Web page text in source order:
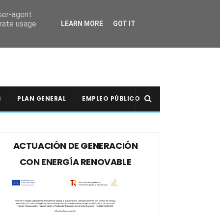
PLAN GENERAL EMPLEO PÚBLICO
ACTUACIÓN DE GENERACIÓN
CON ENERGÍA RENOVABLE
agent
usage
LEARN MORE GOT IT